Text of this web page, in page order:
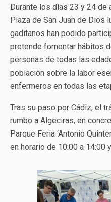
Durante los días 23 y 24 de
Plaza de San Juan de Dios
gaditanos han podido
pretende fomentar hábitos
personas de todas las
población sobre la labor
enfermeros en todas las
Tras su paso por Cádiz, el
rumbo a Algeciras, en
Parque Feria ‘Antonio
en horario de 10:00 a 14:00